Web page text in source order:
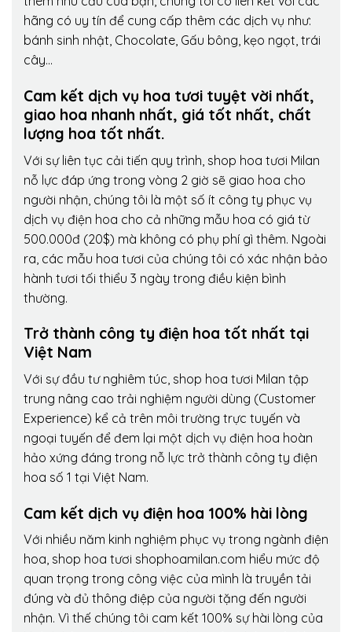
hãng có uy tín để cung cấp thêm các dịch vụ như:
bánh sinh nhật, Chocolate, Gấu bông, kẹo ngọt, trái
cây…
Cam kết dịch vụ hoa tươi tuyệt vời nhất,
giao hoa nhanh nhất, giá tốt nhất, chất
lượng hoa tốt nhất.
Với sự liên tục cải tiến quy trình, shop hoa tươi Milan
nỗ lực đáp ứng trong vòng 2 giờ sẽ giao hoa cho
người nhận, chúng tôi là một số ít công ty phục vụ
dịch vụ điện hoa cho cả những mẫu hoa có giá từ
500.000đ (20$) mà không có phụ phí gì thêm. Ngoài
ra, các mẫu hoa tươi của chúng tôi có xác nhận bảo
hành tươi tối thiểu 3 ngày trong điều kiện bình
thường.
Trở thành công ty điện hoa tốt nhất tại
Việt Nam
Với sự đầu tư nghiêm túc, shop hoa tươi Milan tập
trung nâng cao trải nghiệm người dùng (Customer
Experience) kể cả trên môi trường trực tuyến và
ngoại tuyến để đem lại một dịch vụ điện hoa hoàn
hảo xứng đáng trong nỗ lực trở thành công ty điện
hoa số 1 tại Việt Nam.
Cam kết dịch vụ điện hoa 100% hài lòng
Với nhiều năm kinh nghiệm phục vụ trong ngành điện
hoa, shop hoa tươi shophoamilan.com hiểu mức độ
quan trọng trong công việc của mình là truyền tải
đúng và đủ thông điệp của người tặng đến người
nhận. Vì thế chúng tôi cam kết 100% sự hài lòng của